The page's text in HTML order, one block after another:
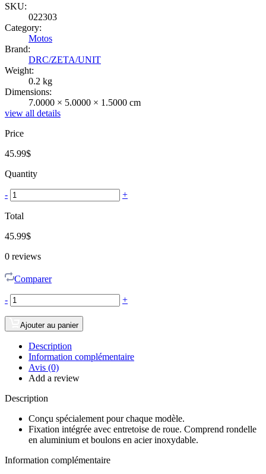
SKU:
022303
Category:
Motos
Brand:
DRC/ZETA/UNIT
Weight:
0.2 kg
Dimensions:
7.0000 × 5.0000 × 1.5000 cm
view all details
Price
45.99$
Quantity
- +
Total
45.99$
0 reviews
Comparer
- +
Ajouter au panier
Description
Information complémentaire
Avis (0)
Add a review
Description
Conçu spécialement pour chaque modèle.
Fixation intégrée avec entretoise de roue. Comprend rondelle
en aluminium et boulons en acier inoxydable.
Information complémentaire